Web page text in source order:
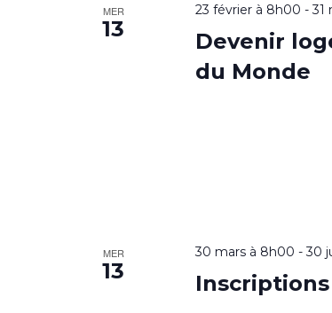
MER
13
23 février à 8h00 -31
Devenir
du Monde
MER
13
30 mars à 8h00 -30